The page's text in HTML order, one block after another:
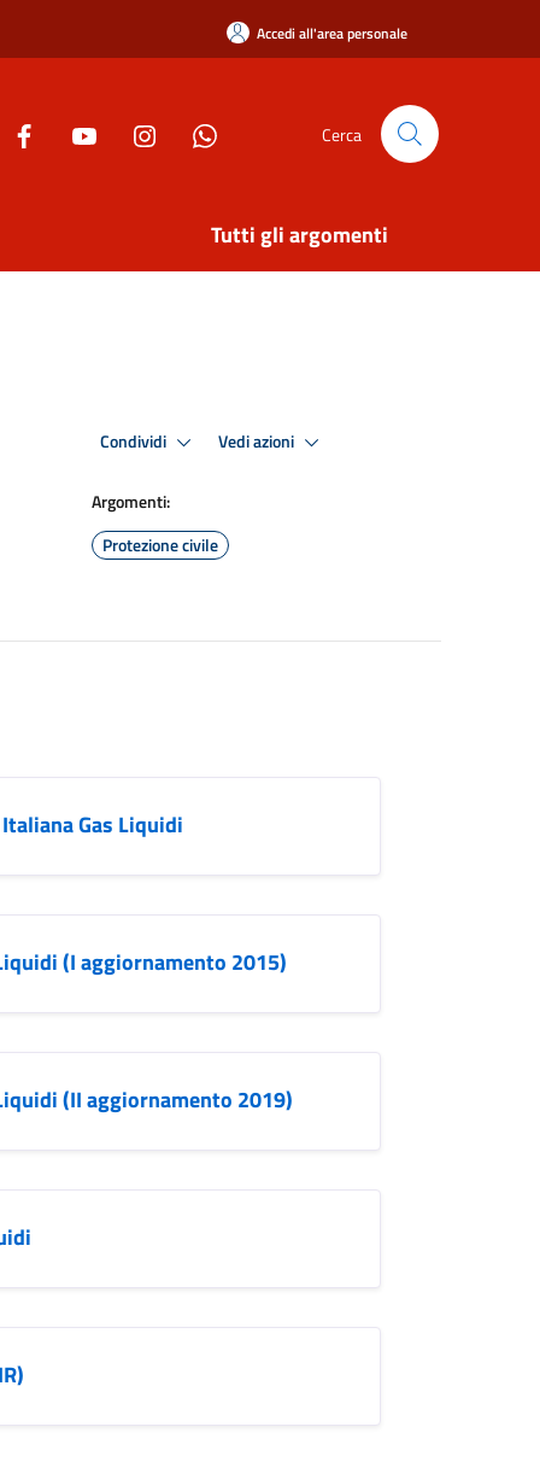
Accedi all'area personale
Cerca
Tutti gli argomenti
Condividi Vedi azioni
Argomenti:
Protezione civile
Gas Liquidi
(I aggiornamento 2015)
(II aggiornamento 2019)